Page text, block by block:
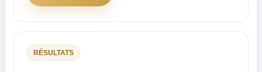
RÉSULTATS